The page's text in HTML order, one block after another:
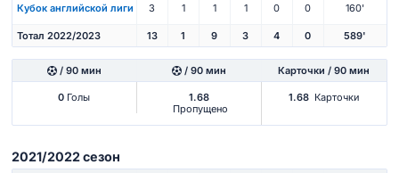
Кубок английской лиги 3 1 1 1 0 0 160'
Тотал 2022/2023 13 1 9 3 4 0 589'
/ 90 мин / 90 мин Карточки / 90 мин
0 Голы
1.68
Пропущено
1.68 Карточки
2021/2022 сезон